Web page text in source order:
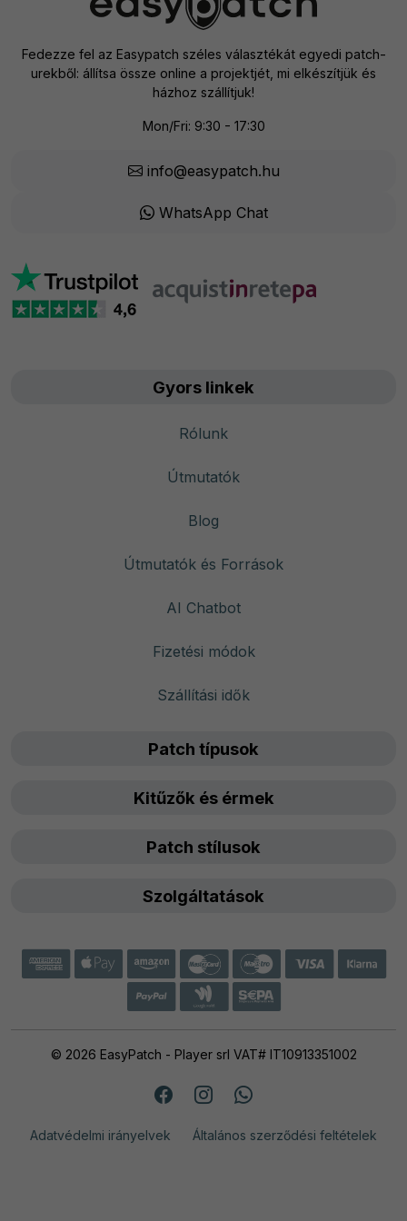
Fedezze fel az Easypatch széles választékát egyedi patch-
urekből: állítsa össze online a projektjét, mi elkészítjük és
házhoz szállítjuk!
Mon/Fri: 9:30 - 17:30
info@easypatch.hu
WhatsApp Chat
Gyors linkek
Rólunk
Útmutatók
Blog
Útmutatók és Források
AI Chatbot
Fizetési módok
Szállítási idők
Patch típusok
Kitűzők és érmek
Patch stílusok
Szolgáltatások
© 2026 EasyPatch - Player srl VAT# IT10913351002
Adatvédelmi irányelvek Általános szerződési feltételek